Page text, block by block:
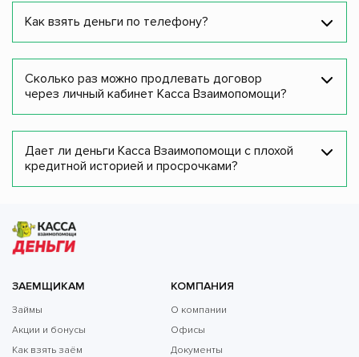
Как взять деньги по телефону?
Сколько раз можно продлевать договор
через личный кабинет Касса Взаимопомощи?
Дает ли деньги Касса Взаимопомощи с плохой
кредитной историей и просрочками?
ЗАЕМЩИКАМ
Займы
Акции и бонусы
Как взять заём
КОМПАНИЯ
О компании
Офисы
Документы